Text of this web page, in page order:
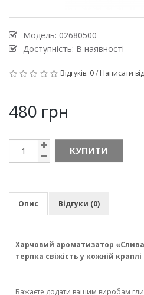
Модель: 02680500
Доступність: В наявності
Відгуків: 0/ Написати
480 грн
КУПИТИ
Опис Відгуки (0)
Харчовий ароматизатор
терпка свіжість у кожній краплі
Бажаєте додати вашим виробам